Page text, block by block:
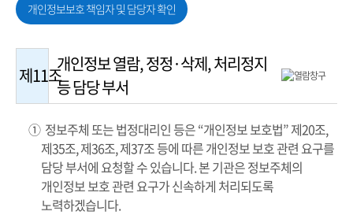
개인정보보호 책임자 및 담당자 확인
제11조
개인정보 열람, 정정·삭제, 처리정지
등 담당 부서
① 정보주체 또는 법정대리인 등은 “개인정보 보호법” 제20조,
제35조, 제36조, 제37조 등에 따른 개인정보 보호 관련 요구를
담당 부서에 요청할 수 있습니다. 본 기관은 정보주체의
개인정보 보호 관련 요구가 신속하게 처리되도록
노력하겠습니다.